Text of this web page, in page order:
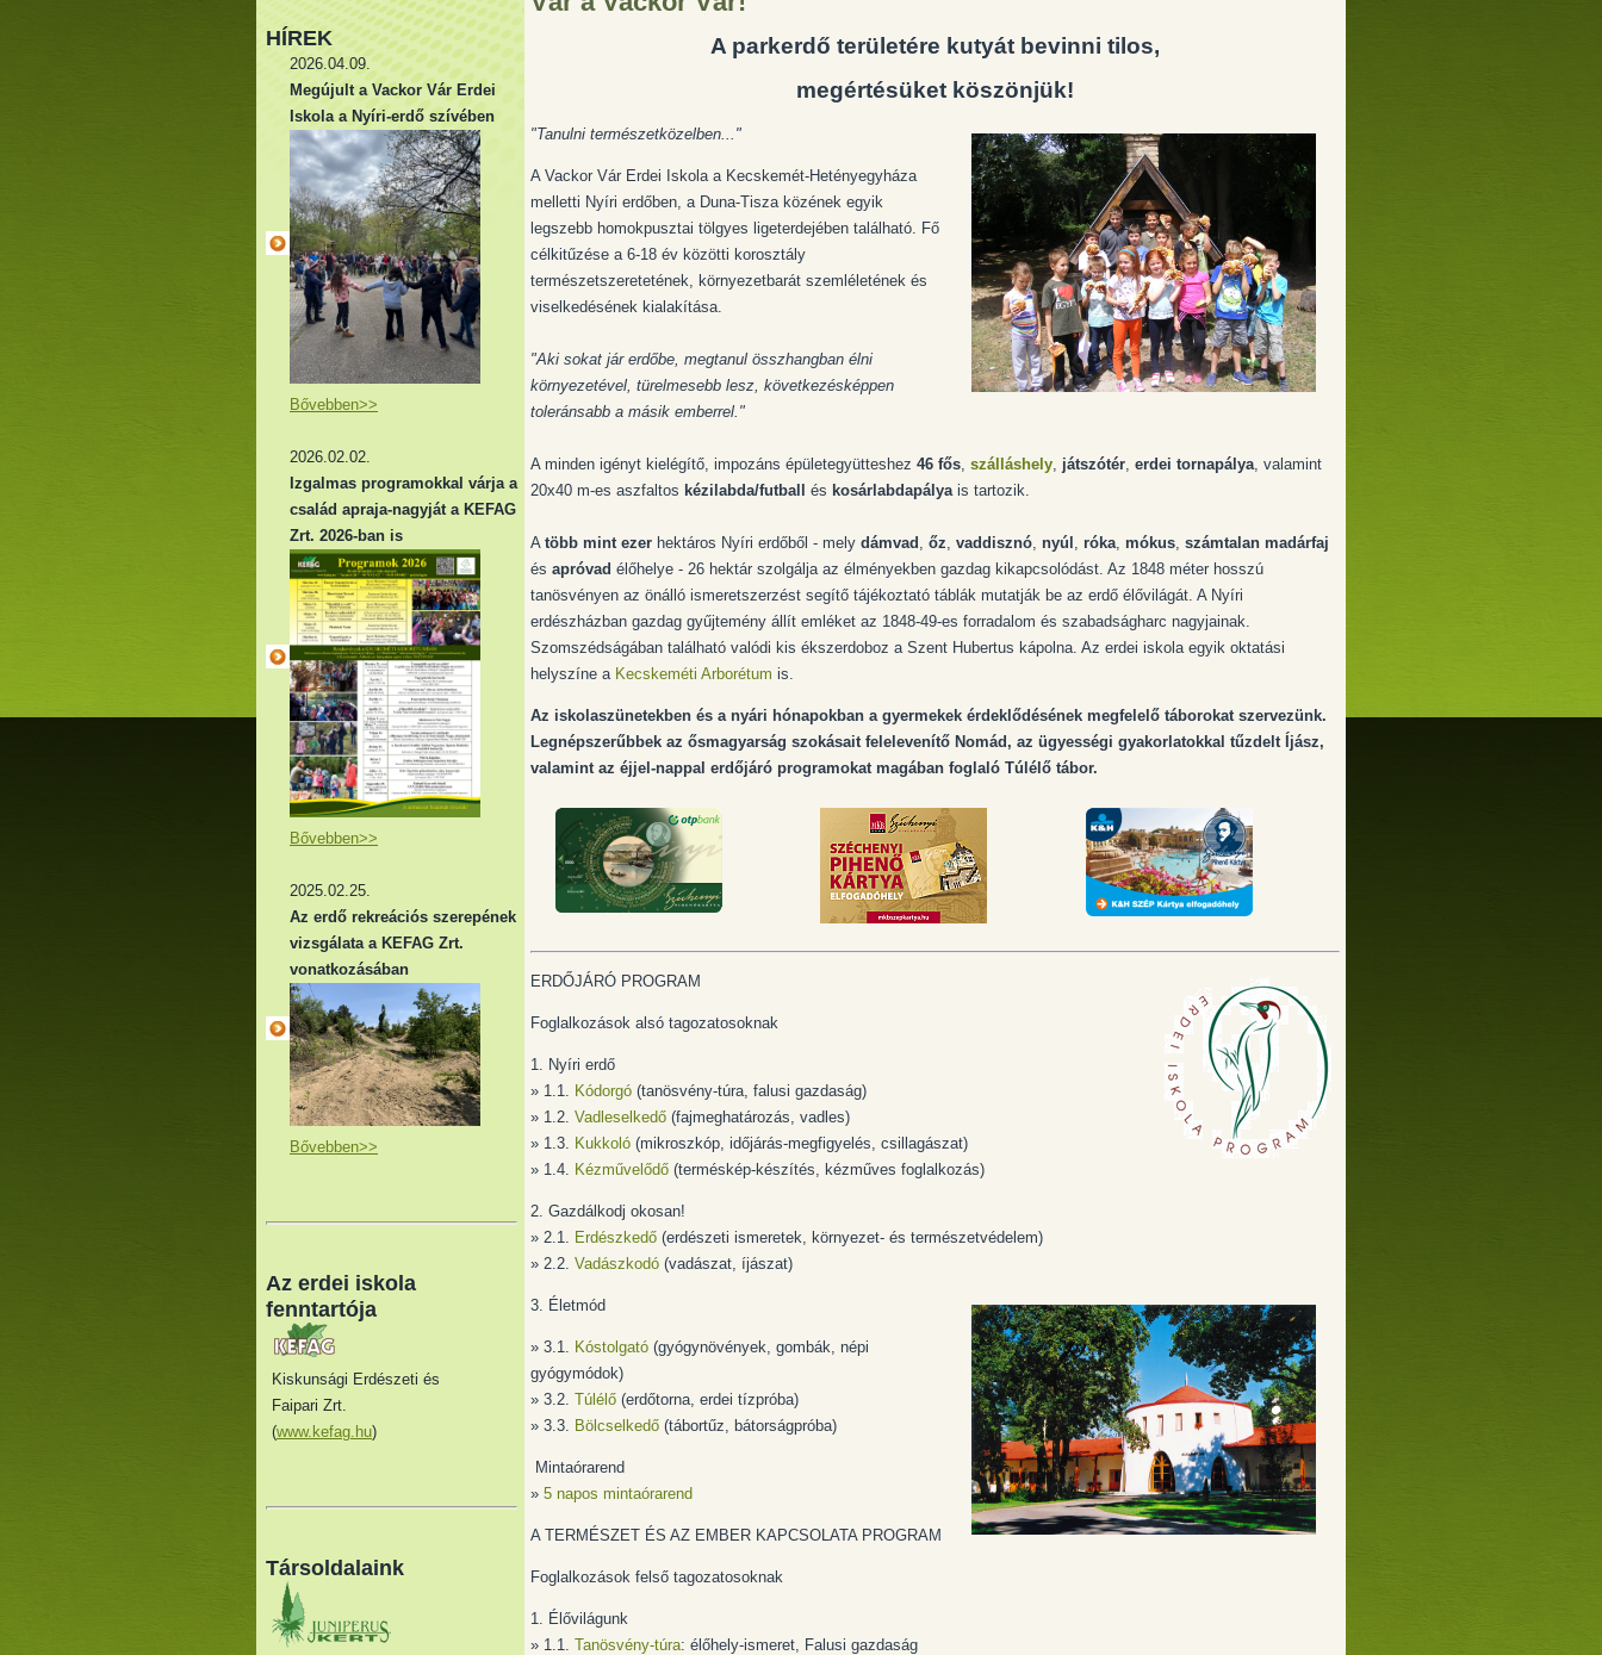
HÍREK
2026.04.09.
Megújult a Vackor Vár Erdei
Iskola a Nyíri-erdő szívében
Bővebben>>
2026.02.02.
Izgalmas programokkal várja a
család apraja-nagyját a KEFAG
Zrt. 2026-ban is
Bővebben>>
2025.02.25.
Az erdő rekreációs szerepének
vizsgálata a KEFAG Zrt.
vonatkozásában
Bővebben>>
Az erdei iskola
fenntartója
Kiskunsági Erdészeti és
Faipari Zrt.
(www.kefag.hu)
Társoldalaink
A parkerdő területére kutyát bevinni tilos,
megértésüket köszönjük!
"Tanulni természetközelben..."
A Vackor Vár Erdei Iskola a Kecskemét-Hetényegyháza
melletti Nyíri erdőben, a Duna-Tisza közének egyik
legszebb homokpusztai tölgyes ligeterdejében található. Fő
célkitűzése a 6-18 év közötti korosztály
természetszeretetének, környezetbarát szemléletének és
viselkedésének kialakítása.
"Aki sokat jár erdőbe, megtanul összhangban élni
környezetével, türelmesebb lesz, következésképpen
toleránsabb a másik emberrel."
A minden igényt kielégítő, impozáns épületegyütteshez 46 fős, szálláshely, játszótér, erdei tornapálya, valamint
20x40 m-es aszfaltos kézilabda/futball és kosárlabdapályais tartozik.
A több mint ezer hektáros Nyíri erdőből - mely dámvad , őz, vaddisznó, nyúl , róka, mókus, számtalan madárfaj
és apróvad élőhelye - 26 hektár szolgálja az élményekben gazdag kikapcsolódást. Az 1848 méter hosszú
tanösvényen az önálló ismeretszerzést segítő tájékoztató táblák mutatják be az erdő élővilágát. A Nyíri
erdészházban gazdag gyűjtemény állít emléket az 1848-49-es forradalom és szabadságharc nagyjainak.
Szomszédságában található valódi kis ékszerdoboz a Szent Hubertus kápolna. Az erdei iskola egyik oktatási
helyszíne a Kecskeméti Arborétum is.
Az iskolaszünetekben és a nyári hónapokban a gyermekek érdeklődésének megfelelő táborokat szervezünk.
Legnépszerűbbek az ősmagyarság szokásait felelevenítő Nomád, az ügyességi gyakorlatokkal tűzdelt Íjász,
valamint az éjjel-nappal erdőjáró programokat magában foglaló Túlélő tábor.
ERDŐJÁRÓ PROGRAM
Foglalkozások alsó tagozatosoknak
1. Nyíri erdő
» 1.1. Kódorgó (tanösvény-túra, falusi gazdaság)
» 1.2. Vadleselkedő (fajmeghatározás, vadles)
» 1.3. Kukkoló (mikroszkóp, időjárás-megfigyelés, csillagászat)
» 1.4. Kézművelődő (terméskép-készítés, kézműves foglalkozás)
2. Gazdálkodj okosan!
» 2.1. Erdészkedő (erdészeti ismeretek, környezet- és természetvédelem)
» 2.2. Vadászkodó (vadászat, íjászat)
3. Életmód
» 3.1. Kóstolgató (gyógynövények, gombák, népi
gyógymódok)
» 3.2. Túlélő (erdőtorna, erdei tízpróba)
» 3.3. Bölcselkedő (tábortűz, bátorságpróba)
Mintaórarend
» 5 napos mintaórarend
A TERMÉSZET ÉS AZ EMBER KAPCSOLATA PROGRAM
Foglalkozások felső tagozatosoknak
1. Élővilágunk
» 1.1. Tanösvény-túra: élőhely-ismeret, Falusi gazdaság